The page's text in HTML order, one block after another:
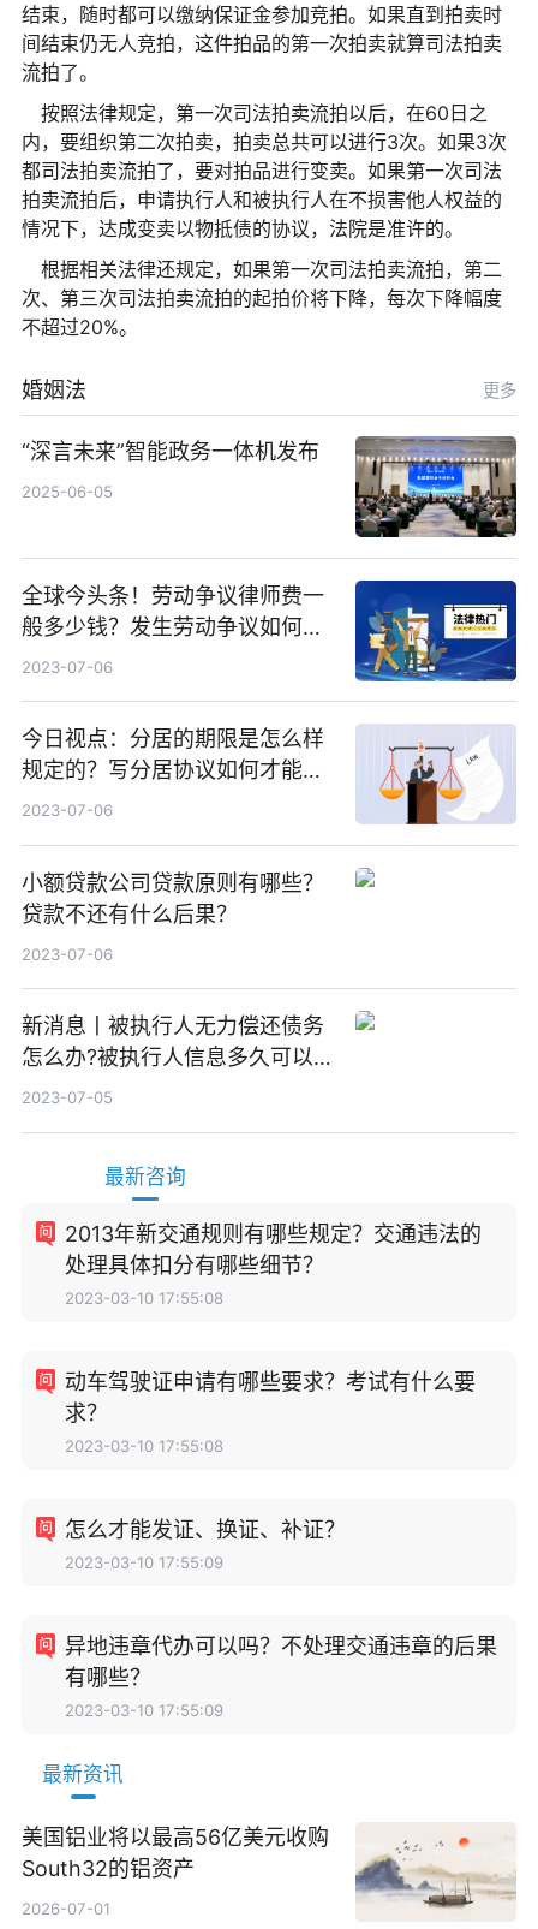
结束，随时都可以缴纳保证金参加竞拍。如果直到拍卖时
间结束仍无人竞拍，这件拍品的第一次拍卖就算司法拍卖
流拍了。
按照法律规定，第一次司法拍卖流拍以后，在60日之
内，要组织第二次拍卖，拍卖总共可以进行3次。如果3次
都司法拍卖流拍了，要对拍品进行变卖。如果第一次司法
拍卖流拍后，申请执行人和被执行人在不损害他人权益的
情况下，达成变卖以物抵债的协议，法院是准许的。
根据相关法律还规定，如果第一次司法拍卖流拍，第二
次、第三次司法拍卖流拍的起拍价将下降，每次下降幅度
不超过20%。
婚姻法 更多
“深言未来”智能政务一体机发布
2025-06-05
全球今头条！劳动争议律师费一
般多少钱？发生劳动争议如何算
工资？
2023-07-06
今日视点：分居的期限是怎么样
规定的？写分居协议如何才能有
效？
2023-07-06
小额贷款公司贷款原则有哪些？
贷款不还有什么后果？
2023-07-06
新消息丨被执行人无力偿还债务
怎么办?被执行人信息多久可以
消除?
2023-07-05
最新咨询
2013年新交通规则有哪些规定？交通违法的
处理具体扣分有哪些细节？
2023-03-10 17:55:08
动车驾驶证申请有哪些要求？考试有什么要
求？
2023-03-10 17:55:08
怎么才能发证、换证、补证？
2023-03-10 17:55:09
异地违章代办可以吗？不处理交通违章的后果
有哪些？
2023-03-10 17:55:09
最新资讯
美国铝业将以最高56亿美元收购
South32的铝资产
2026-07-01